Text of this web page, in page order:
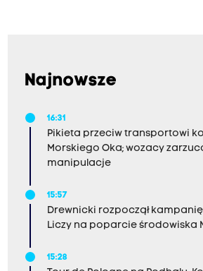
Najnowsze
16:31
Pikieta przeciw transportowi
Morskiego Oka; wozacy
manipulacje
15:57
Drewnicki rozpoczął
Liczy na poparcie środowiska
15:28